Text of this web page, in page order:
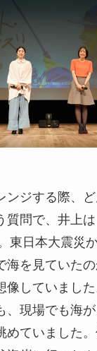
ンジする際、
質問で、井上
東日本大震災
海を見ていた
像していまし
、現場でも海
めていました。